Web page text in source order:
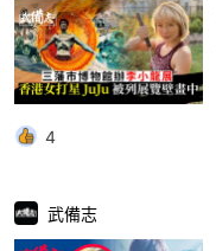
4
武備志